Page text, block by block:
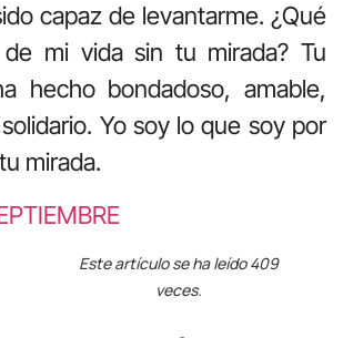
capaz de levantarme. ¿Qué
mi vida sin tu mirada? Tu
hecho bondadoso, amable,
Yo soy lo que soy por
mirada.
Este artículo se ha leído 409
veces.